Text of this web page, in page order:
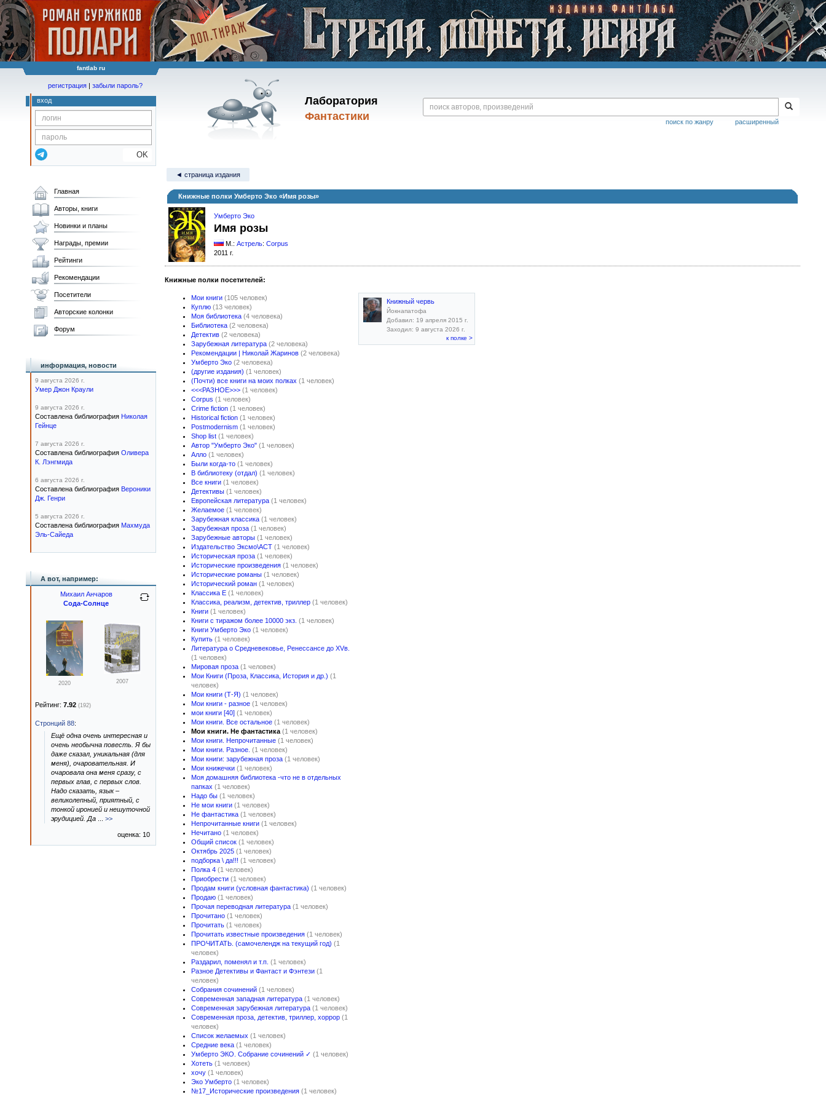
fantlab ru
Лаборатория
Фантастики
расширенный
поиск по жанру
регистрация | забыли пароль?
вход
OK
◄ страница издания
Книжные полки Умберто Эко «Имя розы»
Умберто Эко
Имя розы
М.: Астрель: Corpus
2011 г.
Книжные полки посетителей:
Мои книги (105 человек)
Куплю (13 человек)
Моя библиотека (4 человека)
Библиотека (2 человека)
Детектив (2 человека)
Зарубежная литература (2 человека)
Рекомендации | Николай Жаринов (2 человека)
Умберто Эко (2 человека)
(другие издания) (1 человек)
(Почти) все книги на моих полках (1 человек)
<<<РАЗНОЕ>>> (1 человек)
Corpus (1 человек)
Crime fiction (1 человек)
Historical fiction (1 человек)
Postmodernism (1 человек)
Shop list (1 человек)
Автор "Умберто Эко" (1 человек)
Алло (1 человек)
Были когда-то (1 человек)
В библиотеку (отдал) (1 человек)
Все книги (1 человек)
Детективы (1 человек)
Европейская литература (1 человек)
Желаемое (1 человек)
Зарубежная классика (1 человек)
Зарубежная проза (1 человек)
Зарубежные авторы (1 человек)
Издательство Эксмо\АСТ (1 человек)
Историческая проза (1 человек)
Исторические произведения (1 человек)
Исторические романы (1 человек)
Исторический роман (1 человек)
Классика E (1 человек)
Классика, реализм, детектив, триллер (1 человек)
Книги (1 человек)
Книги с тиражом более 10000 экз. (1 человек)
Книги Умберто Эко (1 человек)
Купить (1 человек)
Литература о Средневековье, Ренессансе до XVв.
(1 человек)
Мировая проза (1 человек)
Мои Книги (Проза, Классика, История и др.) (1
человек)
Мои книги (Т-Я) (1 человек)
Мои книги - разное (1 человек)
мои книги [40] (1 человек)
Мои книги. Все остальное (1 человек)
Мои книги. Не фантастика (1 человек)
Мои книги. Непрочитанные (1 человек)
Мои книги. Разное. (1 человек)
Мои книги: зарубежная проза (1 человек)
Мои книжечки (1 человек)
Моя домашняя библиотека -что не в отдельных
папках (1 человек)
Надо бы (1 человек)
Не мои книги (1 человек)
Не фантастика (1 человек)
Непрочитанные книги (1 человек)
Нечитано (1 человек)
Общий список (1 человек)
Октябрь 2025 (1 человек)
подборка \ да!!! (1 человек)
Полка 4 (1 человек)
Приобрести (1 человек)
Продам книги (условная фантастика) (1 человек)
Продаю (1 человек)
Прочая переводная литература (1 человек)
Прочитано (1 человек)
Прочитать (1 человек)
Прочитать известные произведения (1 человек)
ПРОЧИТАТЬ. (самочелендж на текущий год) (1
человек)
Раздарил, поменял и т.п. (1 человек)
Разное Детективы и Фантаст и Фэнтези (1
человек)
Собрания сочинений (1 человек)
Современная западная литература (1 человек)
Современная зарубежная литература (1 человек)
Современная проза, детектив, триллер, хоррор (1
человек)
Список желаемых (1 человек)
Средние века (1 человек)
Умберто ЭКО. Собрание сочинений ✓ (1 человек)
Хотеть (1 человек)
хочу (1 человек)
Эко Умберто (1 человек)
№17_Исторические произведения (1 человек)
Книжный червь
Йокнапатофа
Добавил: 19 апреля 2015 г.
Заходил: 9 августа 2026 г.
к полке >
Главная
Авторы, книги
Новинки и планы
Награды, премии
Рейтинги
Рекомендации
Посетители
Авторские колонки
Форум
информация, новости
9 августа 2026 г.
Умер Джон Краули
9 августа 2026 г.
Составлена библиография Николая
Гейнце
7 августа 2026 г.
Составлена библиография Оливера
К. Лэнгмида
6 августа 2026 г.
Составлена библиография Вероники
Дж. Генри
5 августа 2026 г.
Составлена библиография Махмуда
Эль-Сайеда
А вот, например:
Михаил Анчаров
Сода-Солнце
2020 2007
Рейтинг: 7.92 (192)
Стронций 88:
Ещё одна очень интересная и
очень необычна повесть. Я бы
даже сказал, уникальная (для
меня), очаровательная. И
очаровала она меня сразу, с
первых глав, с первых слов.
Надо сказать, язык –
великолепный, приятный, с
тонкой иронией и нешуточной
эрудицией. Да
>>
оценка: 10